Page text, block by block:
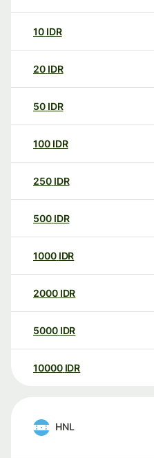
10 IDR
20 IDR
50 IDR
100 IDR
250 IDR
500 IDR
1000 IDR
2000 IDR
5000 IDR
10000 IDR
HNL